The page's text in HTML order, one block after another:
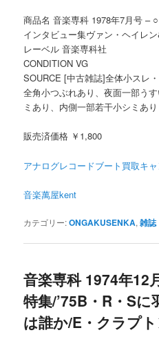
商品名 音楽専科 1978年7月号 –
インタビュー集ヴァン・ヘイレ
レーベル 音楽専科社
CONDITION VG
SOURCE [中古雑誌]全体小スレ
全角小つぶれあり、夜面一部う
ミあり、内側一部若干小シミあり
販売済価格 ￥1,800
アナログレコードブート買取キャ
音楽萬屋kent
カテゴリー:ONGAKUSENKA,雑誌
音楽専科 1974年12
特集/’75B・R・Sに
は誰か/E・クラプ